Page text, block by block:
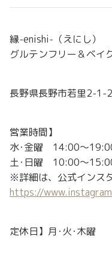
縁-enishi-（えにし）
グルテンフリー＆ベイ
長野県長野市若里2-1-
営業時間】
水･金曜 14:00～
土･日曜 10:00～
※詳細は、公式インス
https://
定休日】月･火･木曜